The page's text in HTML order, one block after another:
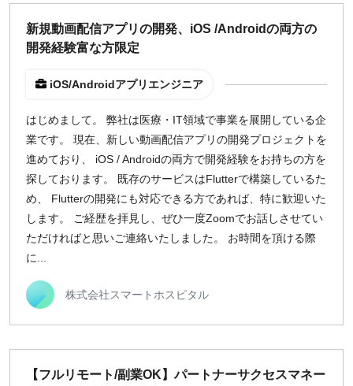
新規動画配信アプリの開発、iOS /Androidの両方の
開発経験富な方限定
iOS/Androidアプリエンジニア
はじめまして。 弊社は医療・IT領域で事業を展開している企
業です。 現在、新しい動画配信アプリの開発プロジェクトを
進めており、 iOS / Androidの両方で開発経験をお持ちの方を
探しております。 既存のサービスはFlutterで構築しているた
め、 Flutterの開発にも対応できる方であれば、特に歓迎いた
します。 ご経歴を拝見し、ぜひ一度Zoomでお話しさせてい
ただければと思いご連絡いたしました。 お時間を頂ける際
に...
株式会社スマートホスピタル
【フルリモート/副業OK】パートナーサクセスマネー